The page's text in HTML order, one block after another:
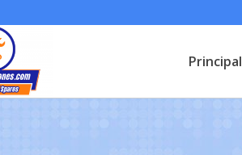
Principal